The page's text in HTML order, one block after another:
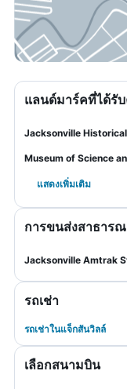
แลนด์มาร์คที่ได้รั
Jacksonville
Museum of Science
แสดงเพิ่มเติม
การขนส่งสาธาร
Jacksonville Amtrak
รถเช่า
รถเช่าในแจ็กสันวิลล์
เลือกสนามบิน